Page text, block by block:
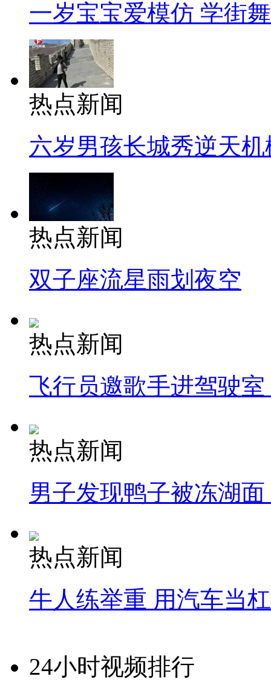
一岁宝宝爱模仿 学街
热点新闻
六岁男孩长城秀逆天机
热点新闻
双子座流星雨划夜空
热点新闻
飞行员邀歌手进驾驶
热点新闻
男子发现鸭子被冻湖
热点新闻
牛人练举重 用汽车当
24小时视频排行